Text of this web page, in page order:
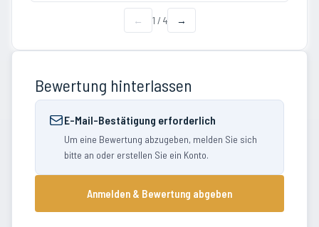
← 1 / 4 →
Bewertung hinterlassen
E-Mail-Bestätigung erforderlich
Um eine Bewertung abzugeben, melden Sie sich
bitte an oder erstellen Sie ein Konto.
Anmelden & Bewertung abgeben